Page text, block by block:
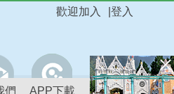
登入
歡迎加入
們 APP下載